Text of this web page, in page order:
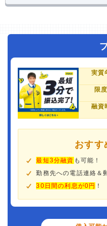
実質
限
融資
おすす
最短3分融資 も可能！
勤務先への電話連絡＆
30日間の利息が0円 ！